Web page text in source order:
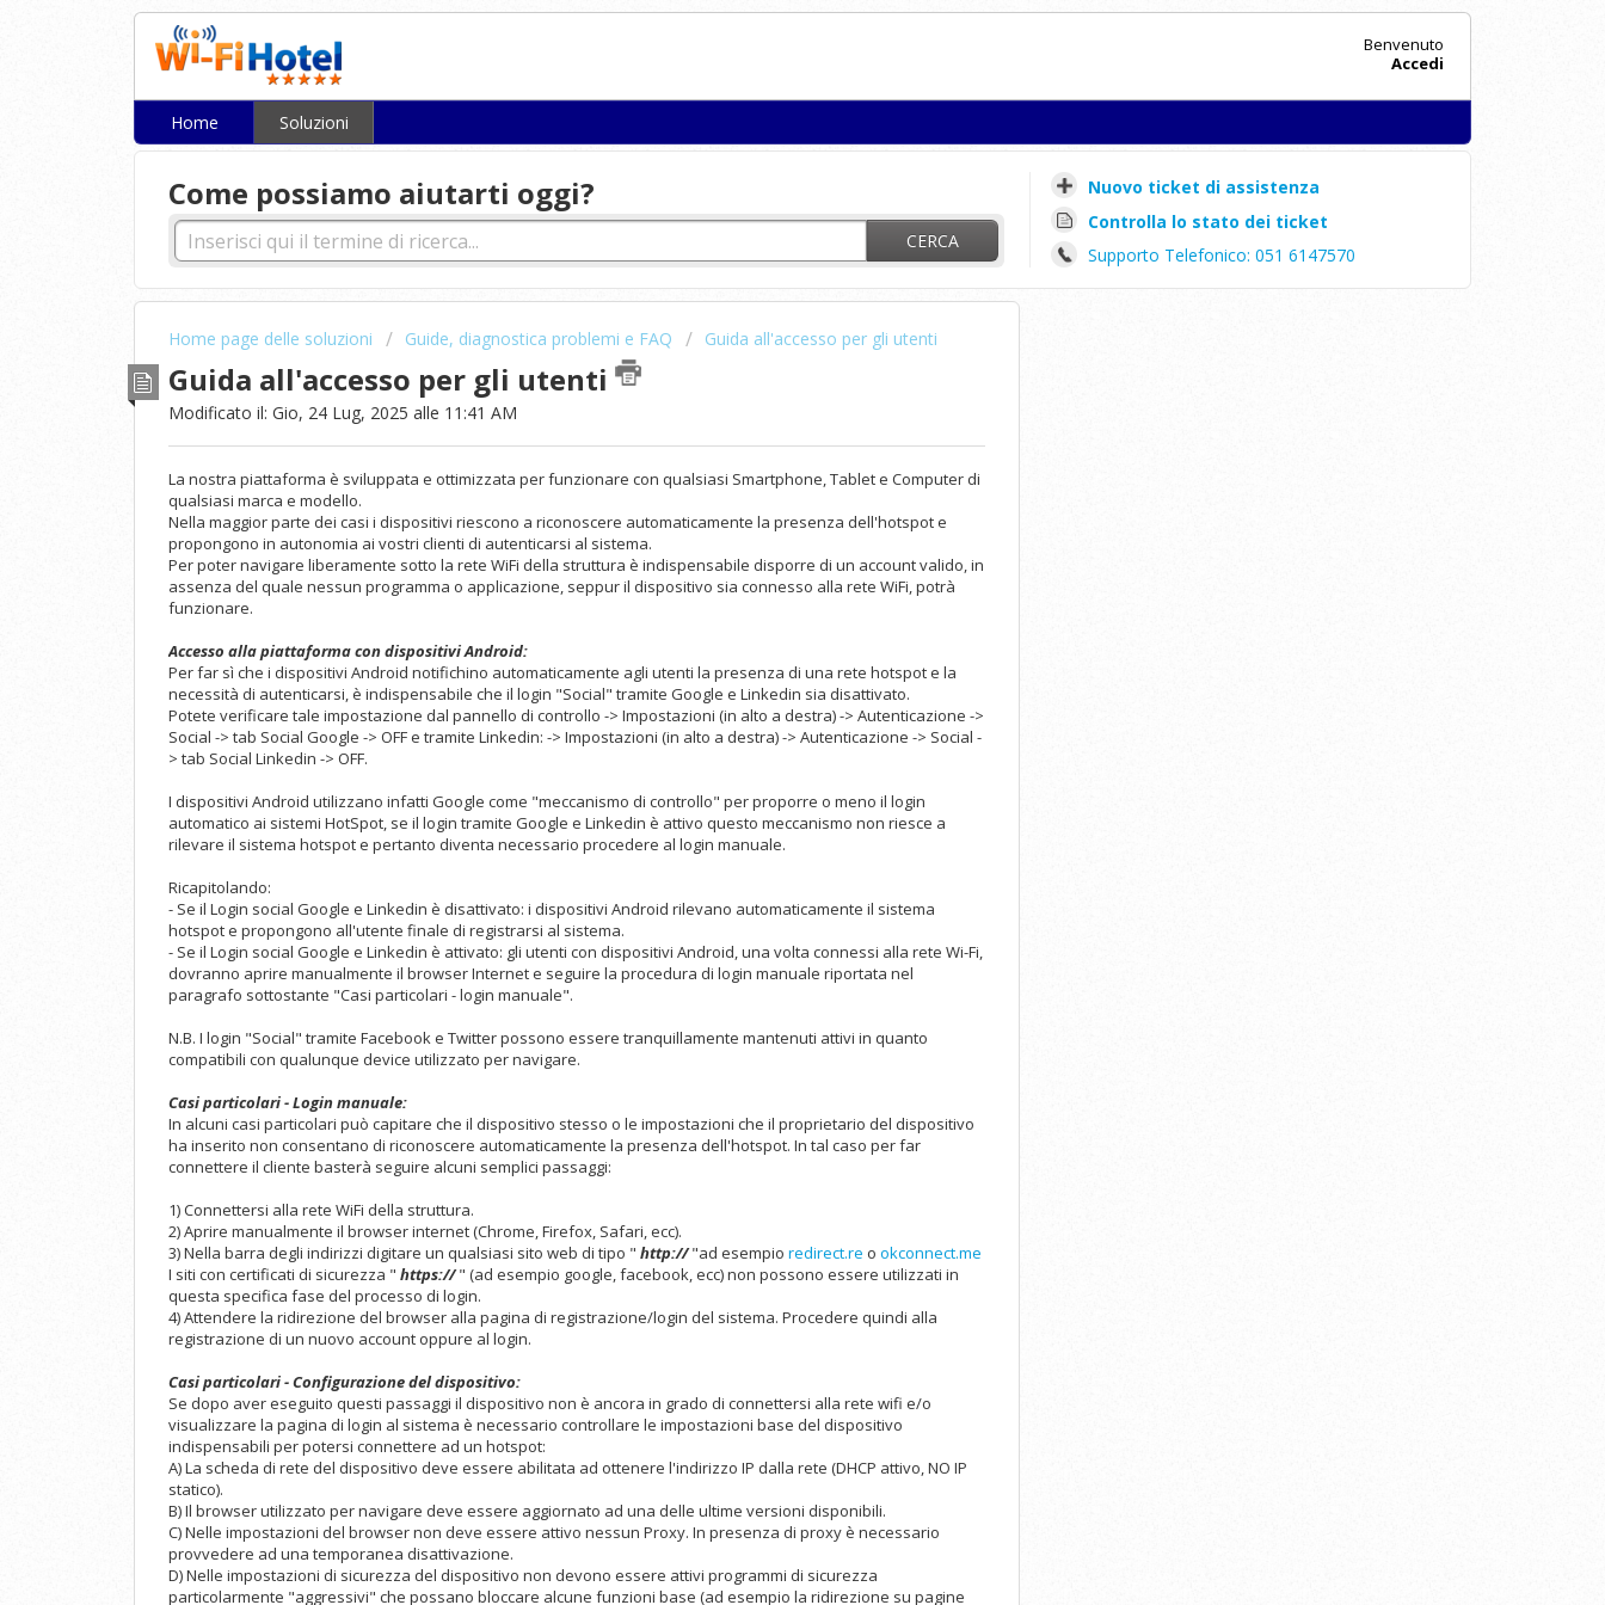
Benvenuto
Accedi
Home Soluzioni
Come possiamo aiutarti oggi?
CERCA
Nuovo ticket di assistenza
Controlla lo stato dei ticket
Supporto Telefonico: 051 6147570
Home page delle soluzioni Guide, diagnostica problemi e FAQ Guida all'accesso per gli utenti
Guida all'accesso per gli utenti
Modificato il: Gio, 24 Lug, 2025 alle 11:41 AM
La nostra piattaforma è sviluppata e ottimizzata per funzionare con qualsiasi Smartphone, Tablet e Computer di
qualsiasi marca e modello.
Nella maggior parte dei casi i dispositivi riescono a riconoscere automaticamente la presenza dell'hotspot e
propongono in autonomia ai vostri clienti di autenticarsi al sistema.
Per poter navigare liberamente sotto la rete WiFi della struttura è indispensabile disporre di un account valido, in
assenza del quale nessun programma o applicazione, seppur il dispositivo sia connesso alla rete WiFi, potrà
funzionare.
Accesso alla piattaforma con dispositivi Android:
Per far sì che i dispositivi Android notifichino automaticamente agli utenti la presenza di una rete hotspot e la
necessità di autenticarsi, è indispensabile che il login "Social" tramite Google e Linkedin sia disattivato.
Potete verificare tale impostazione dal pannello di controllo -> Impostazioni (in alto a destra) -> Autenticazione ->
Social -> tab Social Google -> OFF e tramite Linkedin: -> Impostazioni (in alto a destra) -> Autenticazione -> Social -
> tab Social Linkedin -> OFF.
I dispositivi Android utilizzano infatti Google come "meccanismo di controllo" per proporre o meno il login
automatico ai sistemi HotSpot, se il login tramite Google e Linkedin è attivo questo meccanismo non riesce a
rilevare il sistema hotspot e pertanto diventa necessario procedere al login manuale.
Ricapitolando:
- Se il Login social Google e Linkedin è disattivato: i dispositivi Android rilevano automaticamente il sistema
hotspot e propongono all'utente finale di registrarsi al sistema.
- Se il Login social Google e Linkedin è attivato: gli utenti con dispositivi Android, una volta connessi alla rete Wi-Fi,
dovranno aprire manualmente il browser Internet e seguire la procedura di login manuale riportata nel
paragrafo sottostante "Casi particolari - login manuale".
N.B. I login "Social" tramite Facebook e Twitter possono essere tranquillamente mantenuti attivi in quanto
compatibili con qualunque device utilizzato per navigare.
Casi particolari - Login manuale:
In alcuni casi particolari può capitare che il dispositivo stesso o le impostazioni che il proprietario del dispositivo
ha inserito non consentano di riconoscere automaticamente la presenza dell'hotspot. In tal caso per far
connettere il cliente basterà seguire alcuni semplici passaggi:
1) Connettersi alla rete WiFi della struttura.
2) Aprire manualmente il browser internet (Chrome, Firefox, Safari, ecc).
3) Nella barra degli indirizzi digitare un qualsiasi sito web di tipo " http://"ad esempio redirect.re o okconnect.me
I siti con certificati di sicurezza " https://" (ad esempio google, facebook, ecc) non possono essere utilizzati in
questa specifica fase del processo di login.
4) Attendere la ridirezione del browser alla pagina di registrazione/login del sistema. Procedere quindi alla
registrazione di un nuovo account oppure al login.
Casi particolari - Configurazione del dispositivo:
Se dopo aver eseguito questi passaggi il dispositivo non è ancora in grado di connettersi alla rete wifi e/o
visualizzare la pagina di login al sistema è necessario controllare le impostazioni base del dispositivo
indispensabili per potersi connettere ad un hotspot:
A) La scheda di rete del dispositivo deve essere abilitata ad ottenere l'indirizzo IP dalla rete (DHCP attivo, NO IP
statico).
B) Il browser utilizzato per navigare deve essere aggiornato ad una delle ultime versioni disponibili.
C) Nelle impostazioni del browser non deve essere attivo nessun Proxy. In presenza di proxy è necessario
provvedere ad una temporanea disattivazione.
D) Nelle impostazioni di sicurezza del dispositivo non devono essere attivi programmi di sicurezza
particolarmente "aggressivi" che possano bloccare alcune funzioni base (ad esempio la ridirezione su pagine